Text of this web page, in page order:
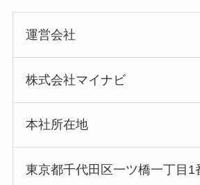
運営会社
株式会社マイナビ
本社所在地
東京都千代田区一ツ橋一丁目1